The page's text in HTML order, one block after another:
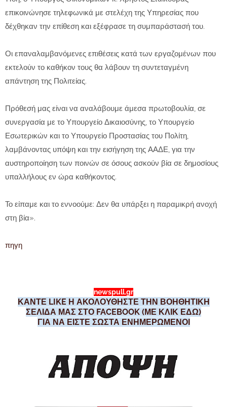
επικοινώνησε τηλεφωνικά με στελέχη της Υπηρεσίας που
δέχθηκαν την επίθεση και εξέφρασε τη συμπαράστασή του.
Οι επαναλαμβανόμενες επιθέσεις κατά των εργαζομένων που
εκτελούν το καθήκον τους θα λάβουν τη συντεταγμένη
απάντηση της Πολιτείας.
Πρόθεσή μας είναι να αναλάβουμε άμεσα πρωτοβουλία, σε
συνεργασία με το Υπουργείο Δικαιοσύνης, το Υπουργείο
Εσωτερικών και το Υπουργείο Προστασίας του Πολίτη,
λαμβάνοντας υπόψη και την εισήγηση της ΑΑΔΕ, για την
αυστηροποίηση των ποινών σε όσους ασκούν βία σε δημοσίους
υπαλλήλους εν ώρα καθήκοντος.
Το είπαμε και το εννοούμε: Δεν θα υπάρξει η παραμικρή ανοχή
στη βία».
πηγη
newspull.gr
ΚΑΝΤΕ LIKE Η ΑΚΟΛΟΥΘΗΣΤΕ ΤΗΝ ΒΟΗΘΗΤΙΚΗ
ΣΕΛΙΔΑ ΜΑΣ ΣΤΟ FACEBOOK (ΜΕ ΚΛΙΚ ΕΔΩ)
ΓΙΑ ΝΑ ΕΙΣΤΕ ΣΩΣΤΑ ΕΝΗΜΕΡΩΜΕΝΟΙ